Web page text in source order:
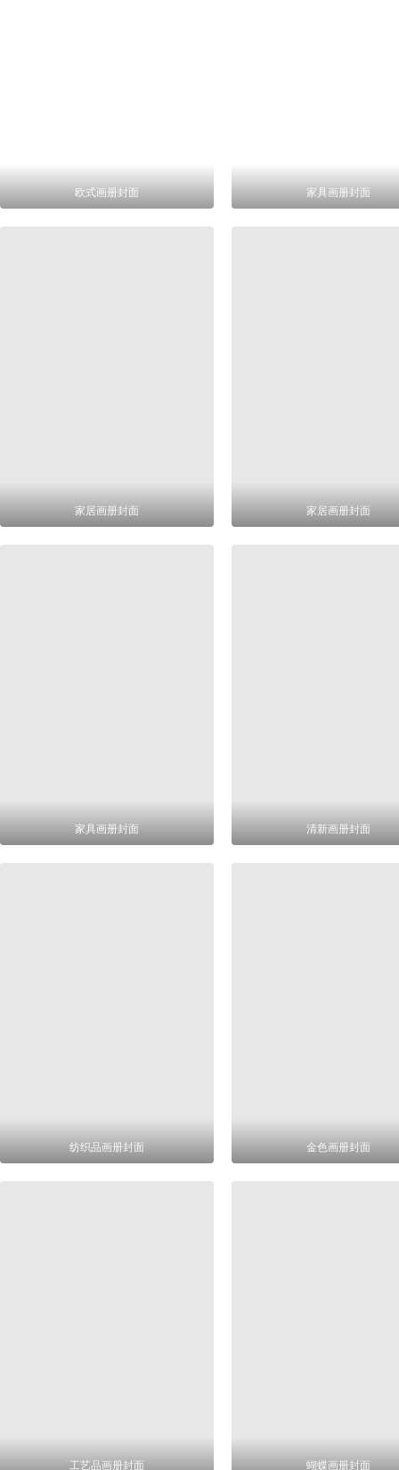
欧式画册封面 家具画册封面
家居画册封面 家居画册封面
家具画册封面 清新画册封面
纺织品画册封面 金色画册封面
工艺品画册封面 蝴蝶画册封面